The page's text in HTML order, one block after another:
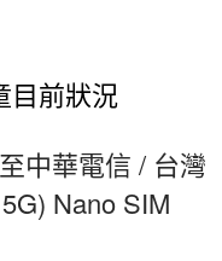
目前狀況
中華電信 / 台灣
Nano SIM